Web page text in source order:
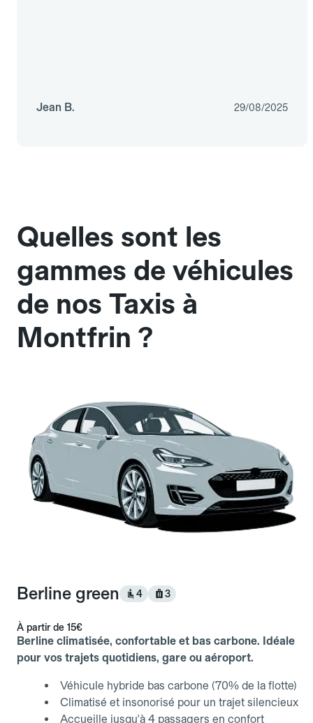
Jean B. 29/08/2025
Quelles sont les
gammes de véhicules
de nos Taxis à
Montfrin ?
Berline green 4 3
À partir de 15€
Berline climatisée, confortable et bas carbone. Idéale
pour vos trajets quotidiens, gare ou aéroport.
Véhicule hybride bas carbone (70% de la flotte)
Climatisé et insonorisé pour un trajet silencieux
Accueille jusqu'à 4 passagers en confort